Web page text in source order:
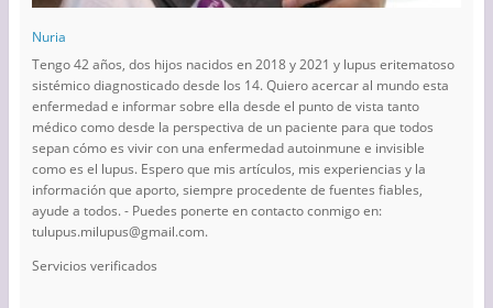
Nuria
Tengo 42 años, dos hijos nacidos en 2018 y 2021 y lupus eritematoso
sistémico diagnosticado desde los 14. Quiero acercar al mundo esta
enfermedad e informar sobre ella desde el punto de vista tanto
médico como desde la perspectiva de un paciente para que todos
sepan cómo es vivir con una enfermedad autoinmune e invisible
como es el lupus. Espero que mis artículos, mis experiencias y la
información que aporto, siempre procedente de fuentes fiables,
ayude a todos. - Puedes ponerte en contacto conmigo en:
tulupus.milupus@gmail.com.
Servicios verificados